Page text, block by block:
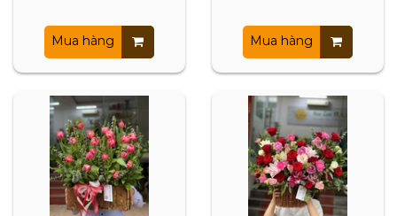
Mua hàng Mua hàng